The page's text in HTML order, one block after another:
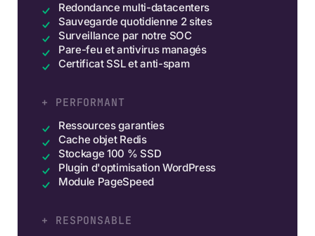
Redondance multi-datacenters
Sauvegarde quotidienne 2 sites
Surveillance par notre SOC
Pare-feu et antivirus managés
Certificat SSL et anti-spam
+ PERFORMANT
Ressources garanties
Cache objet Redis
Stockage 100 % SSD
Plugin d'optimisation WordPress
Module PageSpeed
+ RESPONSABLE